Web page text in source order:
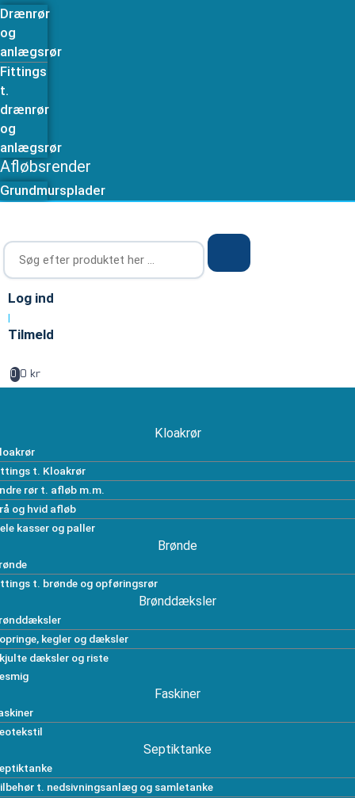
Drænrør
og
anlægsrør
Fittings
t.
drænrør
og
anlægsrør
Afløbsrender
Grundmursplader
Log ind
|
Tilmeld
0 0 kr
Kloakrør
t. Kloakrør
rør t. afløb m.m.
og hvid afløb
kasser og paller
Brønde
t. brønde og opføringsrør
Brønddæksler
kegler og dæksler
dæksler og riste
Faskiner
Septiktanke
t. nedsivningsanlæg og samletanke